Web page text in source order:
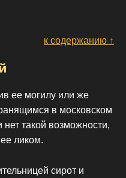
к содержанию ↑
ее могилу или же
в московском
такой возможности,
ликом.
сирот и